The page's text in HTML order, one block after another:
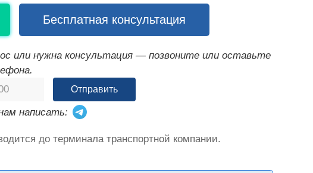
Бесплатная консультация
или нужна консультация — позвоните или оставьте
Отправить
написать:
до терминала транспортной компании.